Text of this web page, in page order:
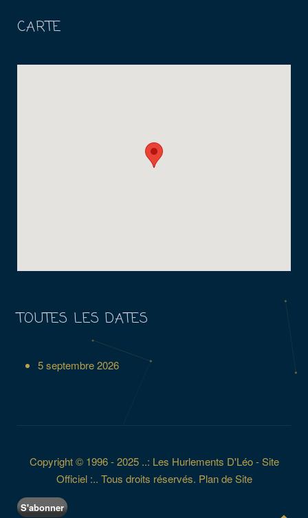
CARTE
TOUTES LES DATES
5 septembre 2026
Copyright © 1996 - 2025 ..: Les Hurlements D'Léo - Site
Officiel :.. Tous droits réservés. Plan de Site
S'abonner